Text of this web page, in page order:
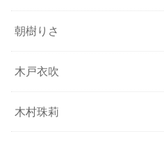
朝樹りさ
木戸衣吹
木村珠莉